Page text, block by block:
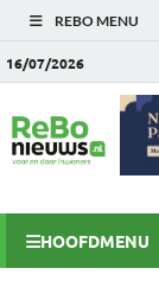
REBO MENU
16/07/2026
HOOFDMENU